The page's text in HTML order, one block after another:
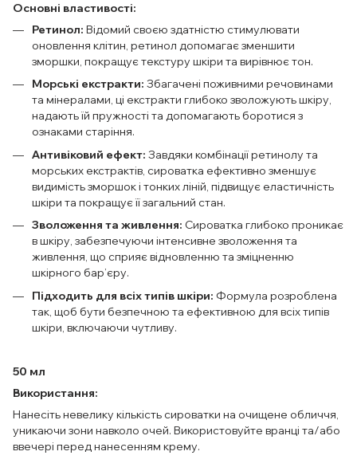
Основні властивості:
Ретинол: Відомий своєю здатністю стимулювати
оновлення клітин, ретинол допомагає зменшити
зморшки, покращує текстуру шкіри та вирівнює тон.
Морські екстракти: Збагачені поживними речовинами
та мінералами, ці екстракти глибоко зволожують шкіру,
надають їй пружності та допомагають боротися з
ознаками старіння.
Антивіковий ефект: Завдяки комбінації ретинолу та
морських екстрактів, сироватка ефективно зменшує
видимість зморшок і тонких ліній, підвищує еластичність
шкіри та покращує її загальний стан.
Зволоження та живлення: Сироватка глибоко проникає
в шкіру, забезпечуючи інтенсивне зволоження та
живлення, що сприяє відновленню та зміцненню
шкірного бар’єру.
Підходить для всіх типів шкіри: Формула розроблена
так, щоб бути безпечною та ефективною для всіх типів
шкіри, включаючи чутливу.
50 мл
Використання:
Нанесіть невелику кількість сироватки на очищене обличчя,
уникаючи зони навколо очей. Використовуйте вранці та/або
ввечері перед нанесенням крему.